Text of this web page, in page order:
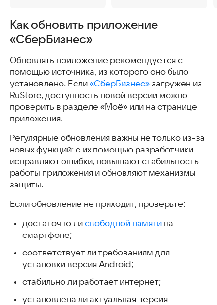
Как обновить приложение
«СберБизнес»
Обновлять приложение рекомендуется с
помощью источника, из которого оно было
установлено. Если «СберБизнес» загружен из
RuStore, доступность новой версии можно
проверить в разделе «Моё» или на странице
приложения.
Регулярные обновления важны не только из-за
новых функций: с их помощью разработчики
исправляют ошибки, повышают стабильность
работы приложения и обновляют механизмы
защиты.
Если обновление не приходит, проверьте:
достаточно ли свободной памяти на
смартфоне;
соответствует ли требованиям для
установки версия Android;
стабильно ли работает интернет;
установлена ли актуальная версия